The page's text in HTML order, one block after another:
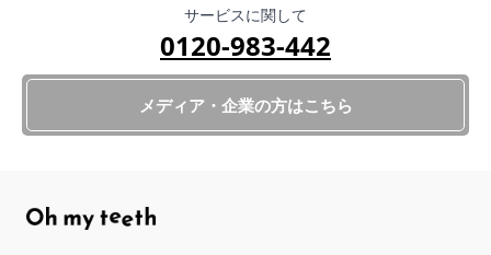
サービスに関して
0120-983-442
メディア・企業の方はこちら